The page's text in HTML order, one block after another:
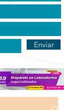
Enviar